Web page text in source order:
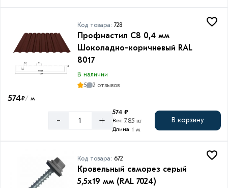
Код товара: 728
Профнастил С8 0,4 мм
Шоколадно-коричневый RAL
8017
В наличии
5
2 отзывов
574₽/ м
- +
574 ₽
Вес 7.85 кг
Длина 1 м
В корзину
Код товара: 672
Кровельный саморез серый
5,5х19 мм (RAL 7024)